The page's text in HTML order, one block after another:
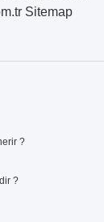
Sitemap
?
?